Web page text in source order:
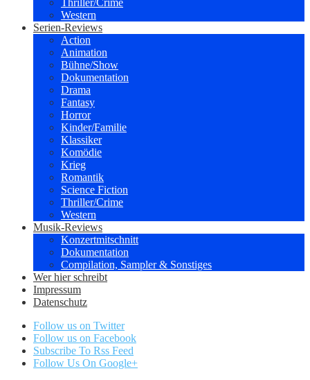
Thriller/Crime
Western
Serien-Reviews
Action
Animation
Bühne/Show
Dokumentation
Drama
Fantasy
Horror
Kinder/Familie
Klassiker
Komödie
Krieg
Romantik
Science Fiction
Thriller/Crime
Western
Musik-Reviews
Konzertmitschnitt
Dokumentation
Compilation, Sampler & Sonstiges
Wer hier schreibt
Impressum
Datenschutz
Follow us on Twitter
Follow us on Facebook
Subscribe To Rss Feed
Follow Us On Google+